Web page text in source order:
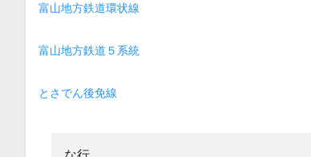
富山地方鉄道環状線
富山地方鉄道５系統
とさでん後免線